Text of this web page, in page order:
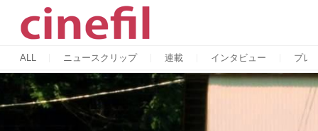
ALL ニュースクリップ 連載 インタビュー プレ